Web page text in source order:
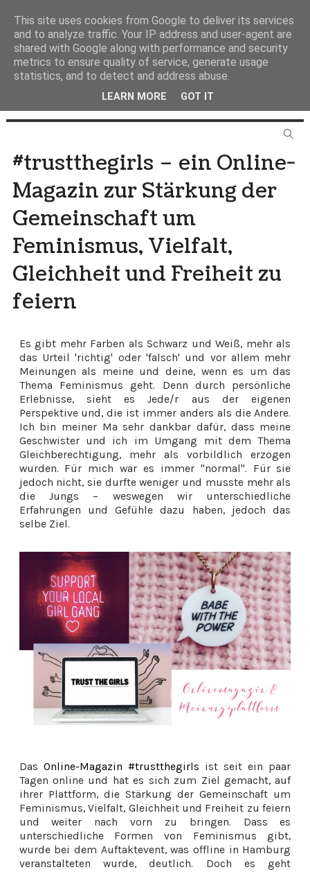
#trustthegirls – ein Online-
Magazin zur Stärkung der
Gemeinschaft um
Feminismus, Vielfalt,
Gleichheit und Freiheit zu
feiern
Es gibt mehr Farben als Schwarz und Weiß, mehr als
das Urteil 'richtig' oder 'falsch' und vor allem mehr
Meinungen als meine und deine, wenn es um das
Thema Feminismus geht. Denn durch persönliche
Erlebnisse, sieht es Jede/r aus der eigenen
Perspektive und, die ist immer anders als die Andere.
Ich bin meiner Ma sehr dankbar dafür, dass meine
Geschwister und ich im Umgang mit dem Thema
Gleichberechtigung, mehr als vorbildlich erzogen
wurden. Für mich war es immer "normal". Für sie
jedoch nicht, sie durfte weniger und musste mehr als
die Jungs – weswegen wir unterschiedliche
Erfahrungen und Gefühle dazu haben, jedoch das
selbe Ziel.
Das Online-Magazin #trustthegirls ist seit ein paar
Tagen online und hat es sich zum Ziel gemacht, auf
ihrer Plattform, die Stärkung der Gemeinschaft um
Feminismus, Vielfalt, Gleichheit und Freiheit zu feiern
und weiter nach vorn zu bringen. Dass es
unterschiedliche Formen von Feminismus gibt,
wurde bei dem Auftaktevent, was offline in Hamburg
veranstalteten wurde, deutlich. Doches geht
This site uses cookies from Google to deliver its services
and to analyze traffic. Your IP address and user-agent are
shared with Google along with performance and security
metrics to ensure quality of service, generate usage
statistics, and to detect and address abuse.
LEARN MORE GOT IT